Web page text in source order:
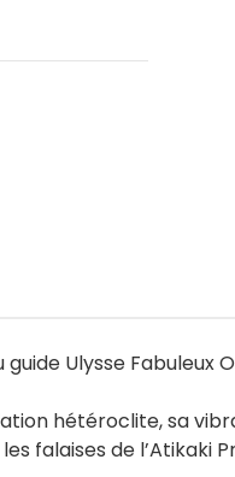
Ulysse Fabuleux
hétéroclite, sa
falaises de l’Atikaki